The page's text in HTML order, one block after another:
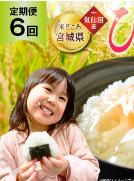
TOP 米・穀物 米
TOP 定期便 6回 定期便
TOP 定期便 米(定期便)